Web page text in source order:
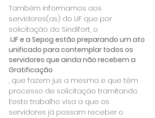
Também informamos aos
servidores(as) do IJF que por
solicitação do Sindifort, o
unificado para contemplar todos os
servidores que ainda não recebem a
Gratificação
, que fazem jus a mesma e que têm
processo de solicitação tramitando.
Eeste trabalho visa a que os
servidores já possam receber o